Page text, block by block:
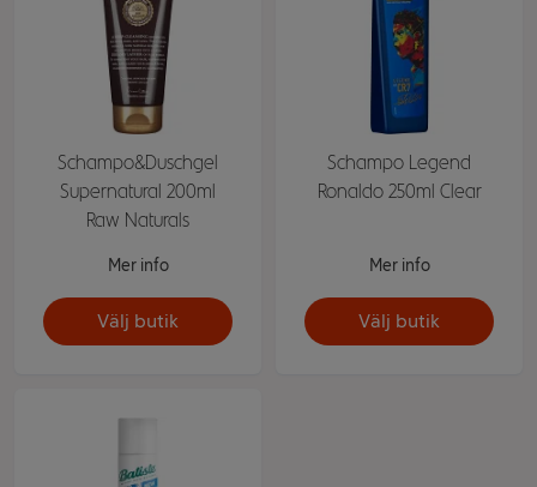
Schampo&Duschgel
Supernatural 200ml
Raw Naturals
Mer info
Välj butik
Schampo Legend
Ronaldo 250ml Clear
Mer info
Välj butik